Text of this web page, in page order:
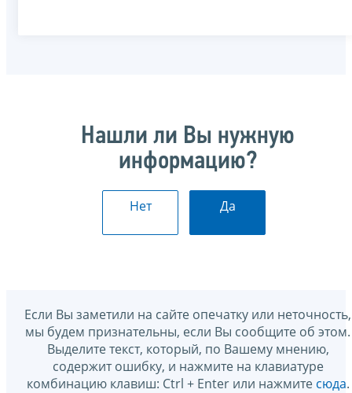
Нашли ли Вы нужную
информацию?
Нет Да
Если Вы заметили на сайте опечатку или неточность,
мы будем признательны, если Вы сообщите об этом.
Выделите текст, который, по Вашему мнению,
содержит ошибку, и нажмите на клавиатуре
комбинацию клавиш: Ctrl + Enter или нажмите сюда.